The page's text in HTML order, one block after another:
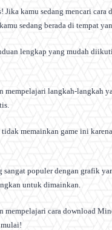
Jika kamu sedang mencari
sedang berada di tempat
lengkap yang mudah
mempelajari langkah-langkah
memainkan game ini
sangat populer dengan grafik
untuk dimainkan.
mempelajari cara download